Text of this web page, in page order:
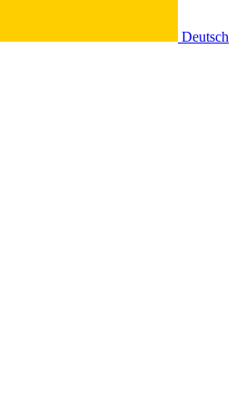
Deutsch